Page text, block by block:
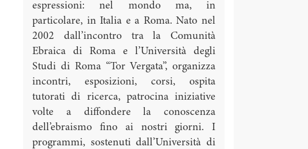
espressioni: nel mondo ma, in
particolare, in Italia e a Roma. Nato nel
2002 dall’incontro tra la Comunità
Ebraica di Roma e l’Università degli
Studi di Roma “Tor Vergata”, organizza
incontri, esposizioni, corsi, ospita
tutorati di ricerca, patrocina iniziative
volte a diffondere la conoscenza
dell’ebraismo fino ai nostri giorni. I
programmi, sostenuti dall’Università di